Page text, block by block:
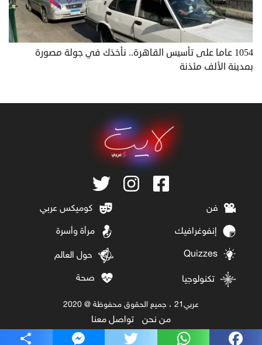
Facebook
WhatsApp
Twitter
Messenger
1054 عاما على تأسيس القاهرة.. نأخذك في جولة مصورة
بمدينة الألف مئذنة
فن كوميكس عربي
إنفوغرافيك مرأة وأسرة
Quizzes حول العالم
تكنولوجيا صحة
عربي21 ، جميع الحقوق محفوظة @ 2020
من نحن تواصل معنا